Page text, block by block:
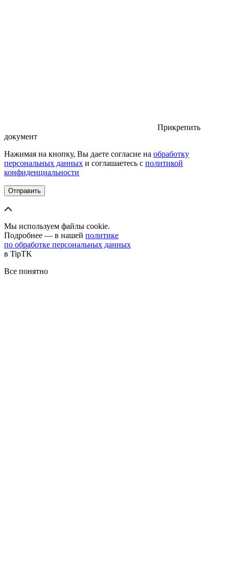
Прикрепить
документ
Нажимая на кнопку, Вы даете согласие на обработку
персональных данных и соглашаетесь с политикой
конфиденциальности
Отправить
Мы используем файлы cookie.
Подробнее — в нашей политике
по обработке персональных данных
в TipTK
Все понятно